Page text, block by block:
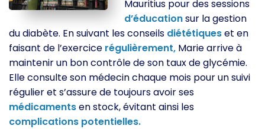
Mauritius pour des sessions
d’éducationsur la gestion
du diabète. En suivant les conseils diététiqueset en
faisant de l’exercice régulièrement, Marie arrive à
maintenir un bon contrôle de son taux de glycémie.
Elle consulte son médecin chaque mois pour un suivi
régulier et s’assure de toujours avoir ses
médicamentsen stock, évitant ainsi les
complications potentielles.